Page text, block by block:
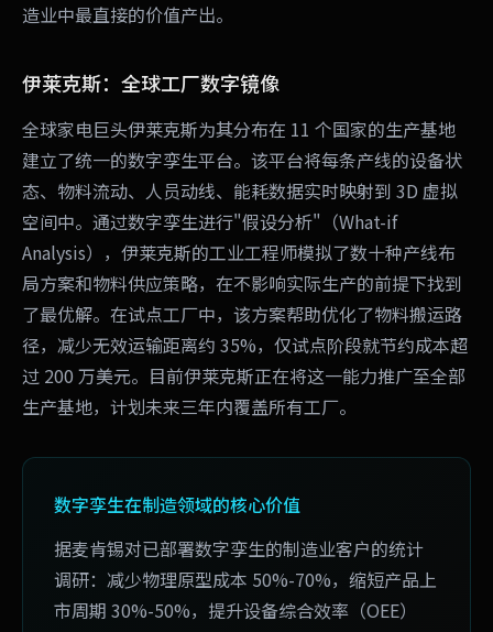
造业中最直接的价值产出。
伊莱克斯：全球工厂数字镜像
全球家电巨头伊莱克斯为其分布在 11 个国家的生产基地
建立了统一的数字孪生平台。该平台将每条产线的设备状
态、物料流动、人员动线、能耗数据实时映射到 3D 虚拟
空间中。通过数字孪生进行"假设分析"（What-if
Analysis），伊莱克斯的工业工程师模拟了数十种产线布
局方案和物料供应策略，在不影响实际生产的前提下找到
了最优解。在试点工厂中，该方案帮助优化了物料搬运路
径，减少无效运输距离约 35%，仅试点阶段就节约成本超
过 200 万美元。目前伊莱克斯正在将这一能力推广至全部
生产基地，计划未来三年内覆盖所有工厂。
数字孪生在制造领域的核心价值
据麦肯锡对已部署数字孪生的制造业客户的统计
调研：减少物理原型成本 50%-70%，缩短产品上
市周期 30%-50%，提升设备综合效率（OEE）